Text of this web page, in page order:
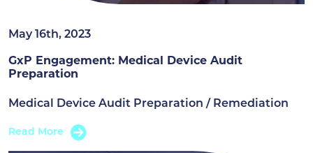
May 16th, 2023
GxP Engagement: Medical Device Audit
Preparation
Medical Device Audit Preparation / Remediation
Read More